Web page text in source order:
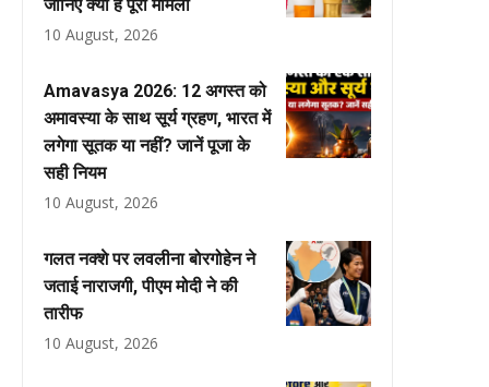
जानिए क्या है पूरा मामला
10 August, 2026
Amavasya 2026: 12 अगस्त को
अमावस्या के साथ सूर्य ग्रहण, भारत में
लगेगा सूतक या नहीं? जानें पूजा के
सही नियम
10 August, 2026
गलत नक्शे पर लवलीना बोरगोहेन ने
जताई नाराजगी, पीएम मोदी ने की
तारीफ
10 August, 2026